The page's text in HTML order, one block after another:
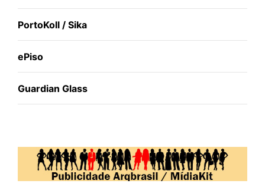
PortoKoll / Sika
ePiso
Guardian Glass